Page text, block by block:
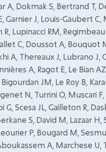
Dokmak S, Bertrand T,
J, Louis-Gaubert C,
Lupinacci RM,
C, Doussot A, Bouquot
A, Thereaux J, Lubrano J,
A, Ragot E, Le Bian
JM, Le Roy B,
N, Turrini O, Muscari
G, Scesa JL, Gailleton R,
S, David M, Lazaar H,
P, Bougard M,
A, Marchese